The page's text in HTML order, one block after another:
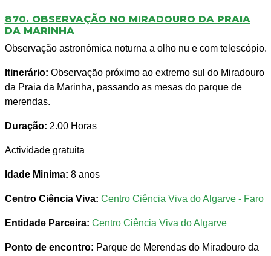
870. OBSERVAÇÃO NO MIRADOURO DA PRAIA
DA MARINHA
Observação astronómica noturna a olho nu e com telescópio.
Itinerário: Observação próximo ao extremo sul do Miradouro
da Praia da Marinha, passando as mesas do parque de
merendas.
Duração: 2.00 Horas
Actividade gratuita
Idade Minima: 8 anos
Centro Ciência Viva: Centro Ciência Viva do Algarve - Faro
Entidade Parceira: Centro Ciência Viva do Algarve
Ponto de encontro: Parque de Merendas do Miradouro da